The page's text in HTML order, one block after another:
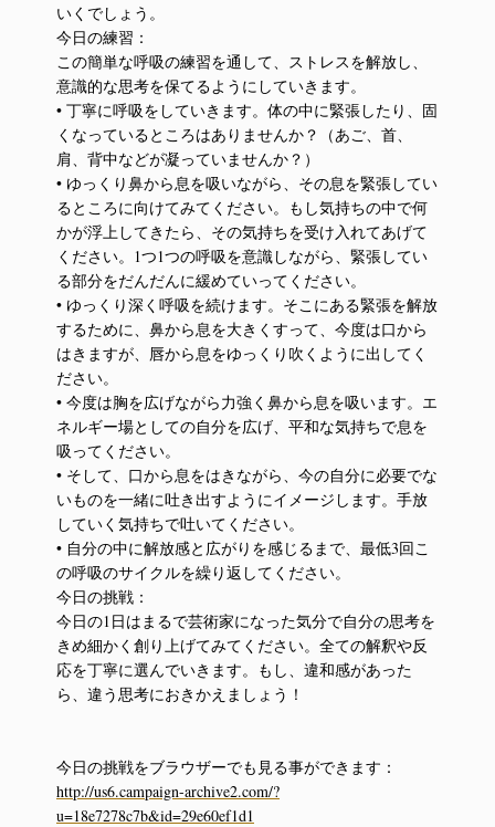
いくでしょう。
今日の練習：
この簡単な呼吸の練習を通して、ストレスを解放し、
意識的な思考を保てるようにしていきます。
• 丁寧に呼吸をしていきます。体の中に緊張したり、固
くなっているところはありませんか？（あご、首、
肩、背中などが凝っていませんか？）
• ゆっくり鼻から息を吸いながら、その息を緊張してい
るところに向けてみてください。もし気持ちの中で何
かが浮上してきたら、その気持ちを受け入れてあげて
ください。1つ1つの呼吸を意識しながら、緊張してい
る部分をだんだんに緩めていってください。
• ゆっくり深く呼吸を続けます。そこにある緊張を解放
するために、鼻から息を大きくすって、今度は口から
はきますが、唇から息をゆっくり吹くように出してく
ださい。
• 今度は胸を広げながら力強く鼻から息を吸います。エ
ネルギー場としての自分を広げ、平和な気持ちで息を
吸ってください。
• そして、口から息をはきながら、今の自分に必要でな
いものを一緒に吐き出すようにイメージします。手放
していく気持ちで吐いてください。
• 自分の中に解放感と広がりを感じるまで、最低3回こ
の呼吸のサイクルを繰り返してください。
今日の挑戦：
今日の1日はまるで芸術家になった気分で自分の思考を
きめ細かく創り上げてみてください。全ての解釈や反
応を丁寧に選んでいきます。もし、違和感があった
ら、違う思考におきかえましょう！
今日の挑戦をブラウザーでも見る事ができます：
http://us6.campaign-archive2.com/?
u=18e7278c7b&id=29e60ef1d1